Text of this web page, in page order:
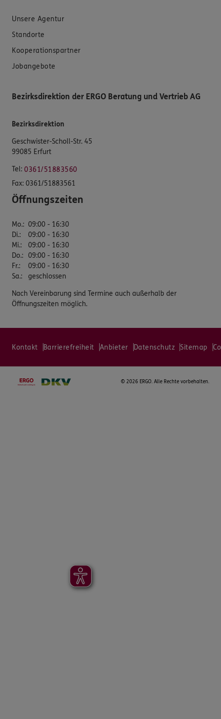
Unsere Agentur
Standorte
Kooperationspartner
Jobangebote
Bezirksdirektion der ERGO Beratung und Vertrieb AG
Bezirksdirektion
Geschwister-Scholl-Str. 45
99085 Erfurt
Tel: 0361/51883560
Fax: 0361/51883561
Öffnungszeiten
Mo.: 09:00 - 16:30
Di.:
09:00 - 16:30
Mi.:
09:00 - 16:30
Do.: 09:00 - 16:30
Fr.:
09:00 - 16:30
Sa.: geschlossen
Nach Vereinbarung sind Termine auch außerhalb der
Öffnungszeiten möglich.
Kontakt Barrierefreiheit Anbieter Datenschutz Sitemap
© 2026 ERGO. Alle Rechte vorbehalten.